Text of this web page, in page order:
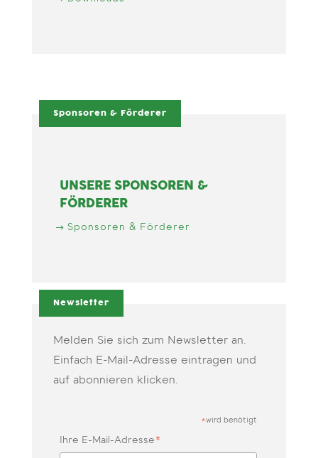
Sponsoren & Förderer
UNSERE SPONSOREN &
FÖRDERER
Sponsoren & Förderer
Newsletter
Melden Sie sich zum Newsletter an.
Einfach E-Mail-Adresse eintragen und
auf abonnieren klicken.
*wird benötigt
Ihre E-Mail-Adresse*